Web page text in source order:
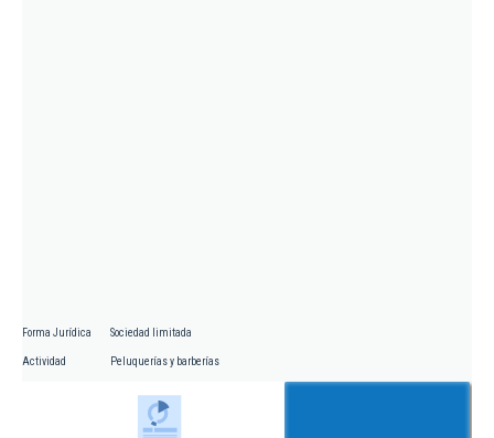
Forma Jurídica Sociedad limitada
Actividad Peluquerías y barberías